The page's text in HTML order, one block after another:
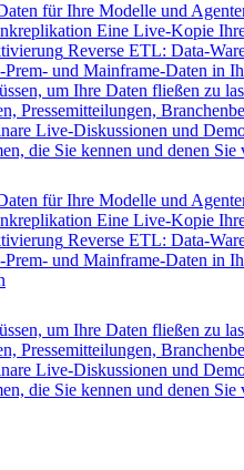
für Ihre Modelle und
Eine Live-Kopie
Reverse ETL: Data-
und Mainframe-Daten in
um Ihre Daten fließen zu
Pressemitteilungen,
Live-Diskussionen und
die Sie kennen und denen
für Ihre Modelle und
Eine Live-Kopie
Reverse ETL: Data-
und Mainframe-Daten in
um Ihre Daten fließen zu
Pressemitteilungen,
Live-Diskussionen und
die Sie kennen und denen